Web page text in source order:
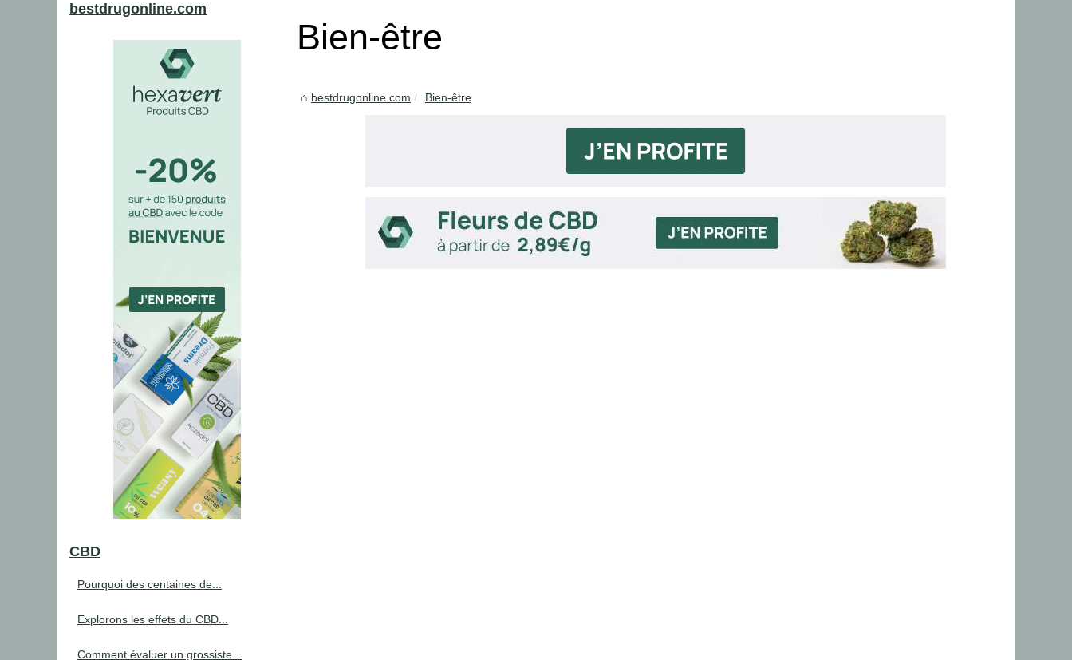
Bien-être
bestdrugonline.com Bien-être
bestdrugonline.com
CBD
Pourquoi des centaines de...
Explorons les effets du CBD...
Comment évaluer un grossiste...